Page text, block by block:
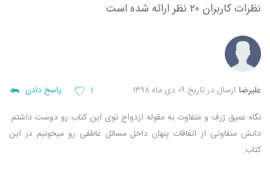
نظرات کاربران ۲۰ نظر ارائه شده است
علیرضا ارسال در تاریخ ۰۹ دی ماه ۱۳۹۸ ۱ پاسخ دادن
نگاه عمیق ژرف و متفاوت به مقوله ازدواج توی این کتاب رو دوست داشتم.
دانش متفاوتی از اتفاقات پنهان داخل مسائل عاطفی رو میخونیم در این
کتاب.